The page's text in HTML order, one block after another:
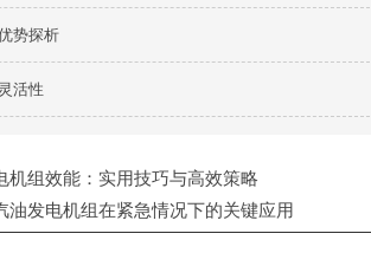
势探析
活性
机组效能：实用技巧与高效策略
油发电机组在紧急情况下的关键应用